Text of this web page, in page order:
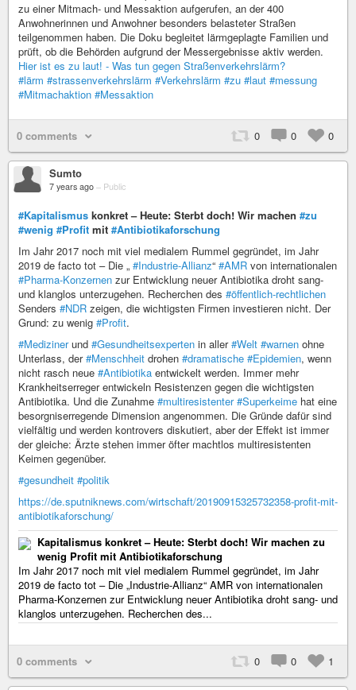
zu einer Mitmach- und Messaktion aufgerufen, an der 400
Anwohnerinnen und Anwohner besonders belasteter Straßen
teilgenommen haben. Die Doku begleitet lärmgeplagte Familien und
prüft, ob die Behörden aufgrund der Messergebnisse aktiv werden.
Hier ist es zu laut! - Was tun gegen Straßenverkehrslärm?
#lärm #strassenverkehrslärm #Verkehrslärm #zu #laut #messung
#Mitmachaktion #Messaktion
0 comments 0 0 0
Sumto
7 years ago – Public
#Kapitalismus konkret – Heute: Sterbt doch! Wir machen #zu
#wenig #Profit mit #Antibiotikaforschung
Im Jahr 2017 noch mit viel medialem Rummel gegründet, im Jahr
2019 de facto tot – Die „ #Industrie-Allianz“ #AMR von internationalen
#Pharma-Konzernen zur Entwicklung neuer Antibiotika droht sang-
und klanglos unterzugehen. Recherchen des #öffentlich-rechtlichen
Senders #NDR zeigen, die wichtigsten Firmen investieren nicht. Der
Grund: zu wenig #Profit.
#Medizinerund #Gesundheitsexperten in aller#Welt #warnen ohne
Unterlass, der#Menschheit drohen #dramatische #Epidemien, wenn
nicht rasch neue #Antibiotika entwickelt werden. Immer mehr
Krankheitserreger entwickeln Resistenzen gegen die wichtigsten
Antibiotika. Und die Zunahme #multiresistenter #Superkeime hat eine
besorgniserregende Dimension angenommen. Die Gründe dafür sind
vielfältig und werden kontrovers diskutiert, aber der Effekt ist immer
der gleiche: Ärzte stehen immer öfter machtlos multiresistenten
Keimen gegenüber.
#gesundheit #politik
https://de.sputniknews.com/wirtschaft/20190915325732358-profit-mit-
antibiotikaforschung/
Kapitalismus konkret – Heute: Sterbt doch! Wir machen zu
wenig Profit mit Antibiotikaforschung
Im Jahr 2017 noch mit viel medialem Rummel gegründet, im Jahr
2019 de facto tot – Die „Industrie-Allianz“ AMR von internationalen
Pharma-Konzernen zur Entwicklung neuer Antibiotika droht sang- und
klanglos unterzugehen. Recherchen des...
0 comments 0 0 1